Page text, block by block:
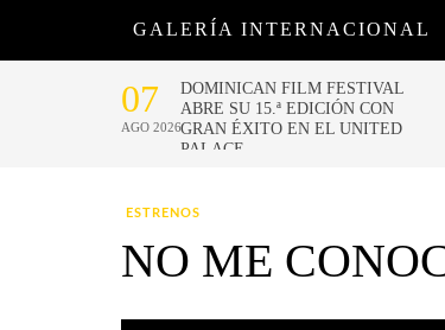
GALERÍA INTERNACIONAL
ESTRENOS
NO ME